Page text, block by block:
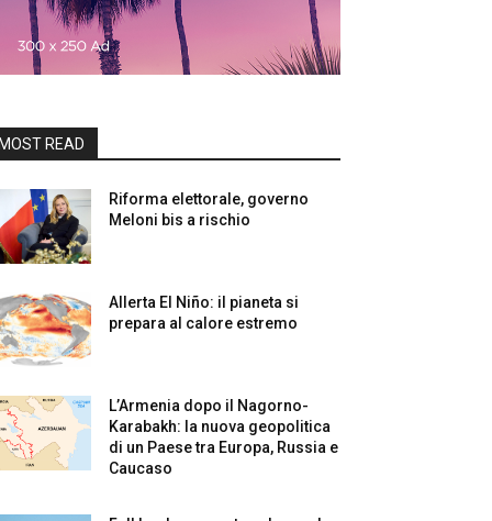
READ
Riforma elettorale, governo
Meloni bis a rischio
Allerta El Niño: il pianeta si
prepara al calore estremo
L’Armenia dopo il Nagorno-
Karabakh: la nuova geopolitica
di un Paese tra Europa, Russia e
Caucaso